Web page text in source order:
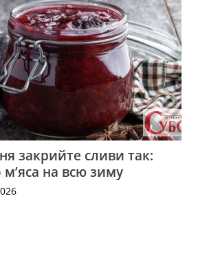
закрийте сливи так:
м’яса на всю зиму